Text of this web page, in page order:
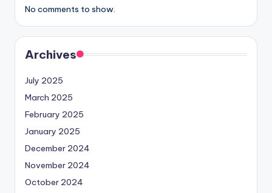
No comments to show.
Archives
July 2025
March 2025
February 2025
January 2025
December 2024
November 2024
October 2024